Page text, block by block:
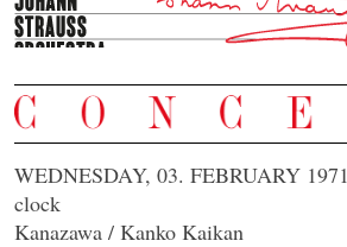
WEDNESDAY, 03. FEBRUARY 1971
clock
Kanazawa / Kanko Kaikan